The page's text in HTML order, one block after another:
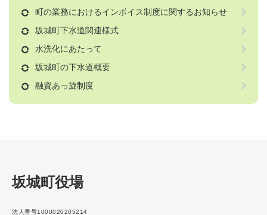
町の業務におけるインボイス制度に関するお知らせ
坂城町下水道関連様式
水洗化にあたって
坂城町の下水道概要
融資あっ旋制度
坂城町役場
法人番号1000020205214